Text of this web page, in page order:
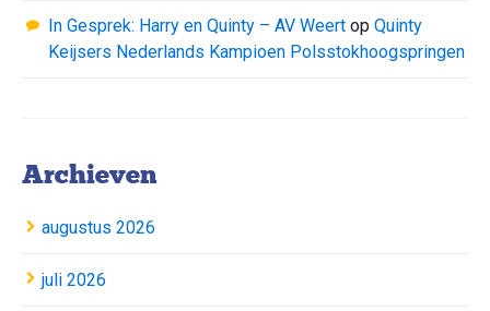
In Gesprek: Harry en Quinty – AV Weert op Quinty
Keijsers Nederlands Kampioen Polsstokhoogspringen
Archieven
augustus 2026
juli 2026